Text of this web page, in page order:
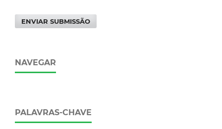
ENVIAR SUBMISSÃO
NAVEGAR
PALAVRAS-CHAVE